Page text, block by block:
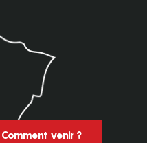
Comment venir ?